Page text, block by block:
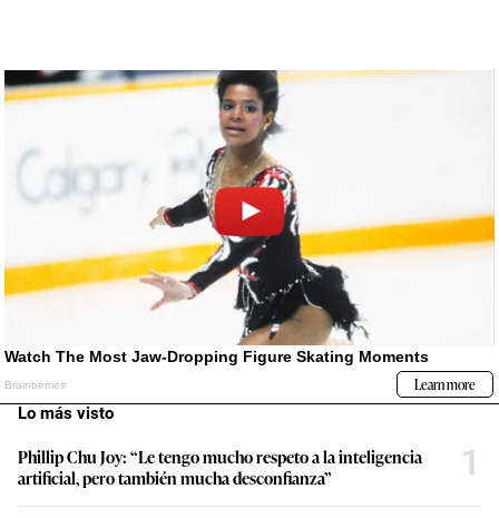
Lo más visto
Phillip Chu Joy: “Le tengo mucho respeto a la inteligencia
artificial, pero también mucha desconfianza”
1